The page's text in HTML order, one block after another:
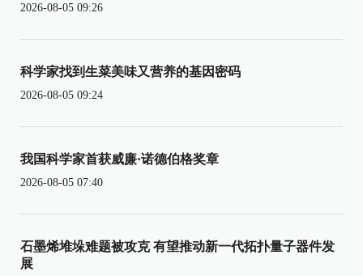
2026-08-05 09:26
科学家找到生菜美味又营养的基因密码
2026-08-05 09:24
我国科学家首获威廉·诺德伯格奖章
2026-08-05 07:40
石墨烯堆垛难题被攻克 有望推动新一代拓扑量子器件发
展